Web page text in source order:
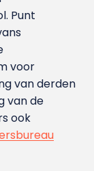
Punt
voor
van derden
van de
ook